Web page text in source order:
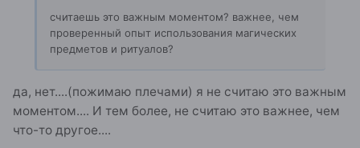
считаешь это важным моментом? важнее, чем
проверенный опыт использования магических
предметов и ритуалов?
да, нет....(пожимаю плечами) я не считаю это важным
моментом.... И тем более, не считаю это важнее, чем
что-то другое....